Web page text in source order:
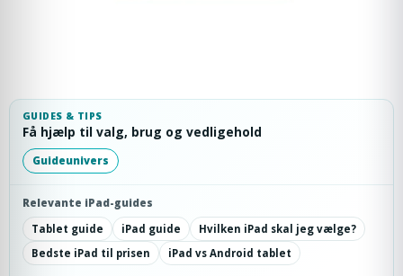
GUIDES & TIPS
Få hjælp til valg, brug og vedligehold
Guideunivers
Relevante iPad-guides
Tablet guide
iPad guide
Hvilken iPad skal jeg vælge?
Bedste iPad til prisen
iPad vs Android tablet